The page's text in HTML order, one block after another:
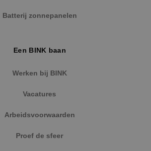
Batterij zonnepanelen
Een BINK baan
Werken bij BINK
Vacatures
Arbeidsvoorwaarden
Proef de sfeer